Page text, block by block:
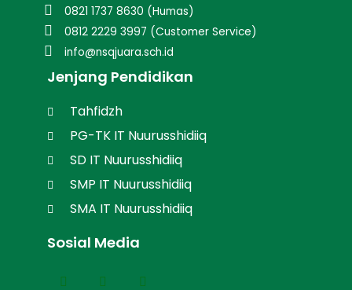
0821 1737 8630 (Humas)
0812 2229 3997 (Customer Service)
info@nsqjuara.sch.id
Jenjang Pendidikan
Tahfidzh
PG-TK IT Nuurusshidiiq
SD IT Nuurusshidiiq
SMP IT Nuurusshidiiq
SMA IT Nuurusshidiiq
Sosial Media